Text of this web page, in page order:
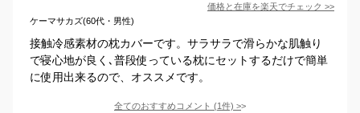
価格と在庫を楽天でチェック >>
ケーマサカズ(60代・男性)
接触冷感素材の枕カバーです。サラサラで滑らかな肌触り
で寝心地が良く､普段使っている枕にセットするだけで簡単
に使用出来るので、オススメです。
全てのおすすめコメント (1件) >